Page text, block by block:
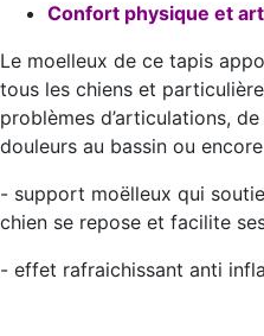
Confort physique et
Le moelleux de ce tapis
tous les chiens et
problèmes d’articulations,
douleurs au bassin ou
- support moëlleux qui
chien se repose et facilite
- effet rafraichissant anti